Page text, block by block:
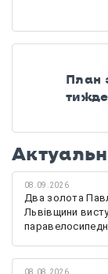
План
08.09.2026
Два золота
Львівщини